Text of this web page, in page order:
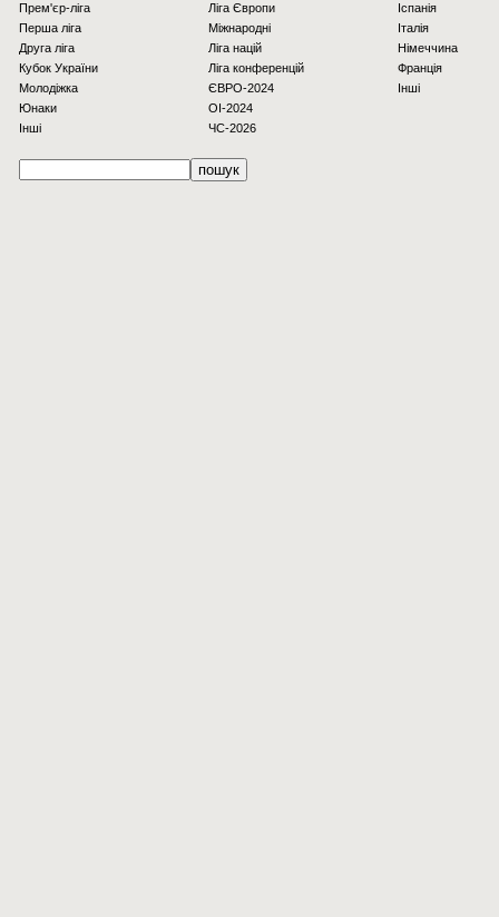
Прем'єр-ліга
Перша ліга
Друга ліга
Кубок України
Молодіжка
Юнаки
Інші
Ліга Європи
Міжнародні
Ліга націй
Ліга конференцій
ЄВРО-2024
OI-2024
ЧС-2026
Іспанія
Італія
Німеччина
Франція
Інші